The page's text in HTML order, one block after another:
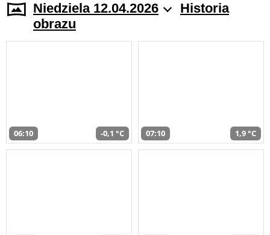
Niedziela 12.04.2026
Historia
obrazu
06:10 -0,1 °C 07:10 1,9 °C